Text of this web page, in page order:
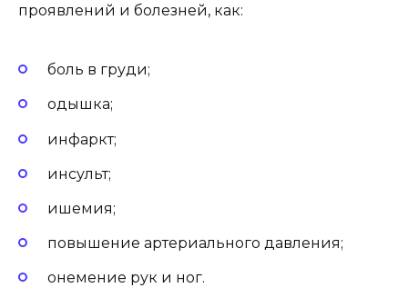
проявлений и болезней, как:
боль в груди;
одышка;
инфаркт;
инсульт;
ишемия;
повышение артериального давления;
онемение рук и ног.